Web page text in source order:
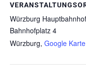
Würzburg Hauptbahnhof
Bahnhofplatz 4
Würzburg, Google